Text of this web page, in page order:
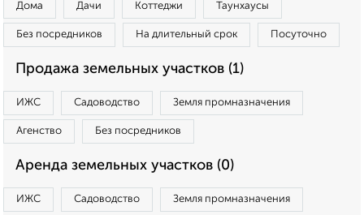
Дома Дачи Коттеджи Таунхаусы
Без посредников На длительный срок Посуточно
Продажа земельных участков (1)
ИЖС Садоводство Земля промназначения
Агенство Без посредников
Аренда земельных участков (0)
ИЖС Садоводство Земля промназначения